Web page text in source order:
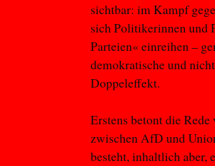
sichtbar: im Kampf
sich Politikerinnen und
Parteien« einreihen –
demokratische und
Doppeleffekt.
Erstens betont die
zwischen AfD und
besteht, inhaltlich aber,